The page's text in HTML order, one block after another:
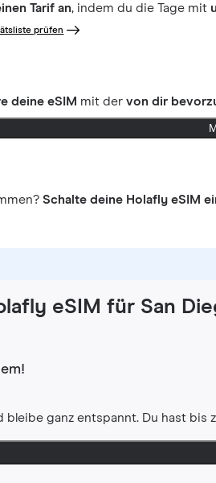
Tarif an, indem du die Tage mit
prüfen
deine eSIM mit dervon dir
Schalte deine Holafly eSIM
eSIM für San
bleibe ganz entspannt. Du hast bis